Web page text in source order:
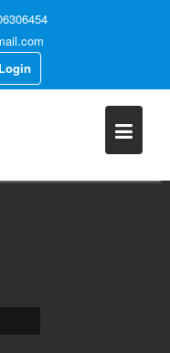
Login